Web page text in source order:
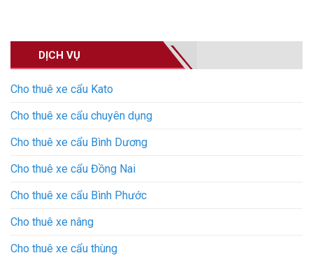
DỊCH VỤ
Cho thuê xe cẩu Kato
Cho thuê xe cẩu chuyên dụng
Cho thuê xe cẩu Bình Dương
Cho thuê xe cẩu Đồng Nai
Cho thuê xe cẩu Bình Phước
Cho thuê xe nâng
Cho thuê xe cẩu thùng